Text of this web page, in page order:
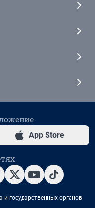
App Store
государственных органов